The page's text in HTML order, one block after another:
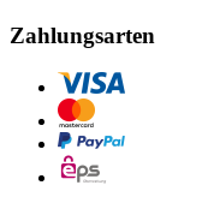
Zahlungsarten